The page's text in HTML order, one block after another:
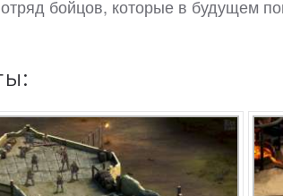
бойцов, которые в будущем